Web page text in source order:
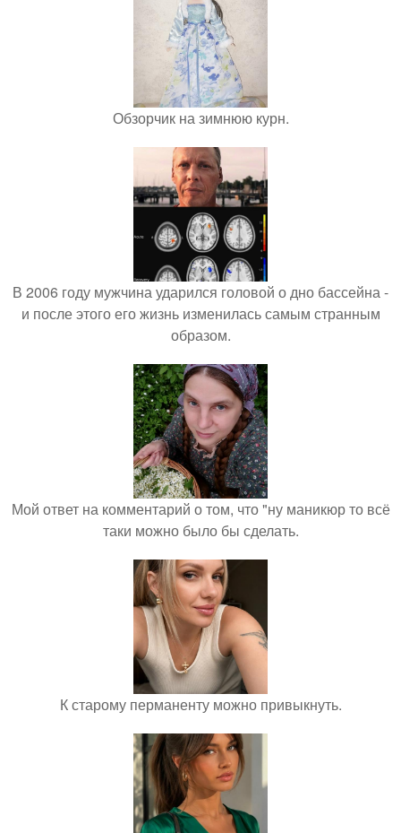
Обзорчик на зимнюю курн.
В 2006 году мужчина ударился головой о дно бассейна -
и после этого его жизнь изменилась самым странным
образом.
Мой ответ на комментарий о том, что "ну маникюр то всё
таки можно было бы сделать.
К старому перманенту можно привыкнуть.